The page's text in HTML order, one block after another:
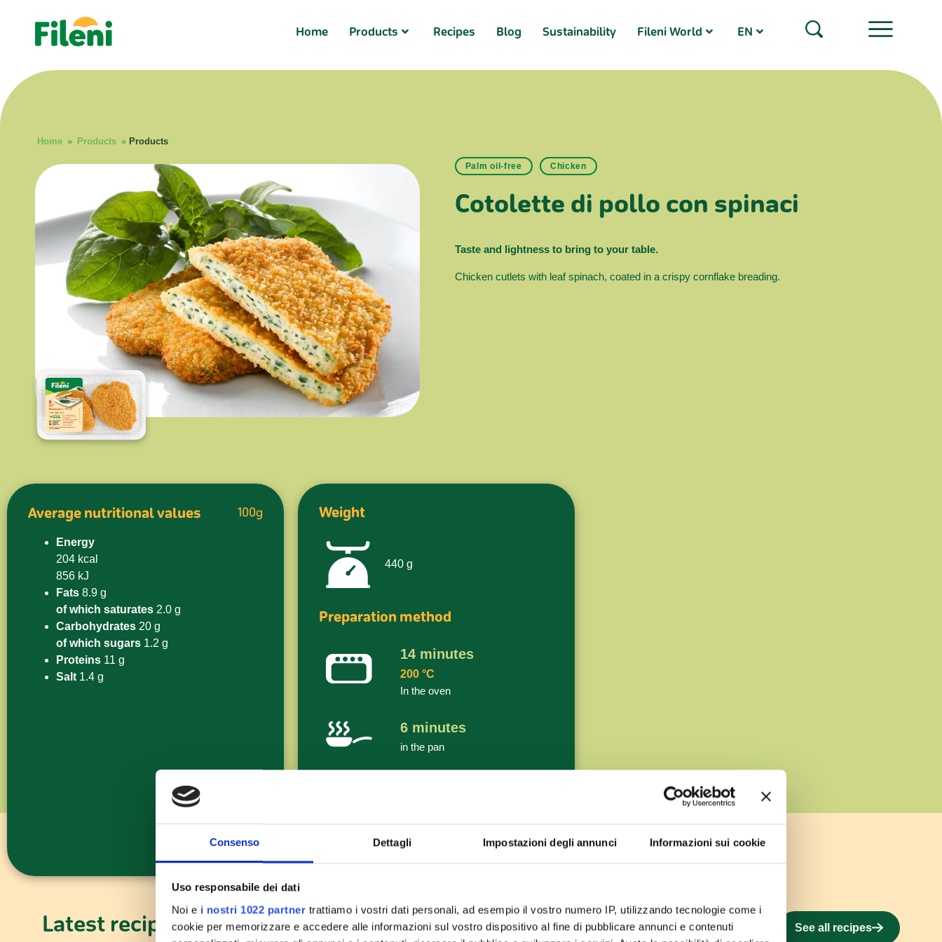
Consenso Dettagli Impostazioni degli annunci Informazioni sui cookie
Uso responsabile dei dati
Noi e i nostri 1022 partner trattiamo i vostri dati personali, ad esempio il vostro numero IP, utilizzando tecnologie come i
cookie per memorizzare e accedere alle informazioni sul vostro dispositivo al fine di pubblicare annunci e contenuti
Home Products Recipes Blog Sustainability Fileni World EN
Home » Products » Products
Palm oil-free Chicken
Cotolette di pollo con spinaci
Taste and lightness to bring to your table.
Chicken cutlets with leaf spinach, coated in a crispy cornflake breading.
Average nutritional values 100g
Energy
204 kcal
856 kJ
Fats 8.9 g
of which saturates 2.0 g
Carbohydrates 20 g
of which sugars 1.2 g
Proteins 11 g
Salt 1.4 g
Weight
440g
Preparation method
14 minutes
200 °C
In the oven
6 minutes
in the pan
In air fryer
Latest recipes See all recipes